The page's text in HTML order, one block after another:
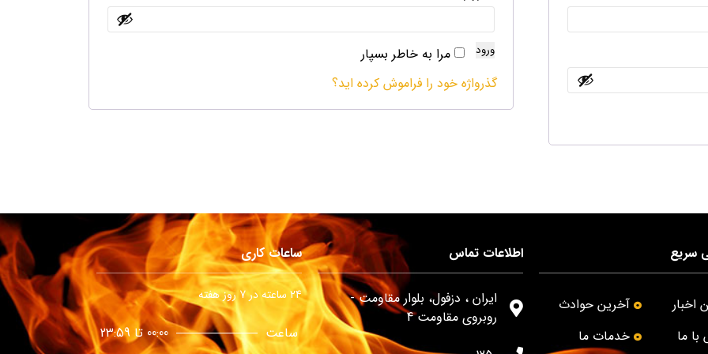
مرا به خاطر بسپار ورود
گذرواژه خود را فراموش کرده اید؟
سریع
اخبار
آخرین حوادث
ما
خدمات ما
اطلاعات تماس
ایران ، دزفول، بلوار مقاومت -
روبروی مقاومت 4
ساعات کاری
24 ساعته در 7 روز هفته
ساعت 00:00 تا 23:59